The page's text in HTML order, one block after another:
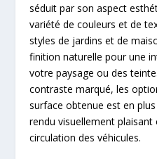
séduit par son aspect
variété de couleurs et de
styles de jardins et de
finition naturelle pour une
votre paysage ou des
contraste marqué, les
surface obtenue est en
rendu visuellement
circulation des véhicules.